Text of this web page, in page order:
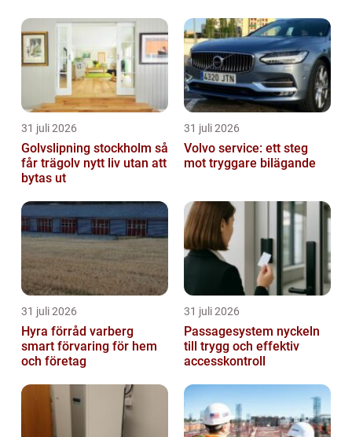
31 juli 2026
Golvslipning stockholm så
får trägolv nytt liv utan att
bytas ut
31 juli 2026
Volvo service: ett steg
mot tryggare bilägande
31 juli 2026
Hyra förråd varberg
smart förvaring för hem
och företag
31 juli 2026
Passagesystem nyckeln
till trygg och effektiv
accesskontroll